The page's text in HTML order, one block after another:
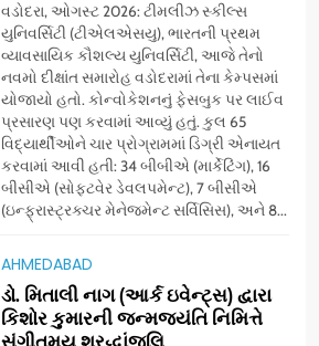
વડોદરા, ઓગસ્ટ 2026: ટીમલીઝ સ્કીલ્સ
યુનિવર્સિટી (ટીએલએસયુ), ભારતની પ્રથમ
વ્યાવસાયિક કૌશલ્ય યુનિવર્સિટી, આજે તેનો
નવમો દીક્ષાંત સમારોહ વડોદરામાં તેના કેમ્પસમાં
યોજાયો હતો. કોન્વોકેશનનું ફેસબુક પર લાઈવ
પ્રસારણ પણ કરવામાં આવ્યું હતું. કુલ 65
વિદ્યાર્થીઓને ચાર પ્રોગ્રામમાં ડિગ્રી એનાયત
કરવામાં આવી હતી: 34 બીબીએ (માર્કેટિંગ), 16
બીસીએ (સોફ્ટવેર ડેવલપમેન્ટ), 7 બીસીએ
(ઇન્ફ્રાસ્ટ્રક્ચર મેનેજમેન્ટ સર્વિસિસ), અને 8...
AHMEDABAD
ડો. મિતાલી નાગ (આર્ક ઇવેન્ટ્સ) દ્વારા
કિશોર કુમારની જન્મજયંતિ નિમિત્તે
સંગીતમય શ્રદ્ધાંજલિ
ગ્લોબલ એક્સેલન્સ ફોરમ દ્વારા
નેશનલ લીડરશિપ કોન્કલેવ તથા
ભારત સમ્માન ૨૦૨૬નો ભવ્ય અને
પ્રતિષ્ઠિત કાર્યક્રમ નવી દિલ્હીમાં
સફળતાપૂર્વક યોજાયો
BUSINESS
સેમસંગ વિશ્વ યુવા કૌશલ્ય
દિવસની ઉજવણી કરે છે, સેમસંગ
દોસ્ત કૌશલ્ય વિકાસ કાર્યક્રમના
30 ટોચના પ્રતિભાશાળી
વિદ્યાર્થીઓનું સન્માન કરે છે
આયુદા ઓર્ગેનિક્સ દ્વારા